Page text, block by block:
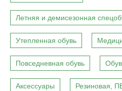
Летняя и демисезонная
Утепленная обувь
Повседневная обувь
Аксессуары Резиновая,